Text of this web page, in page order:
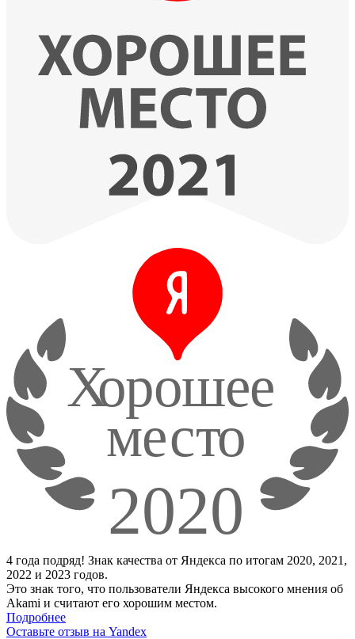
4 года подряд! Знак качества от Яндекса по итогам 2020, 2021,
2022 и 2023 годов.
Это знак того, что пользователи Яндекса высокого мнения об
Akami и считают его хорошим местом.
Подробнее
Оставьте отзыв на Yandex